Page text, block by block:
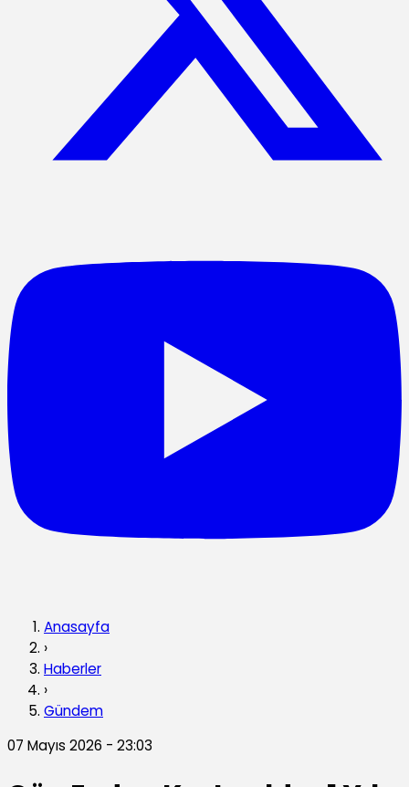
Anasayfa
›
Haberler
›
Gündem
07 Mayıs 2026 - 23:03